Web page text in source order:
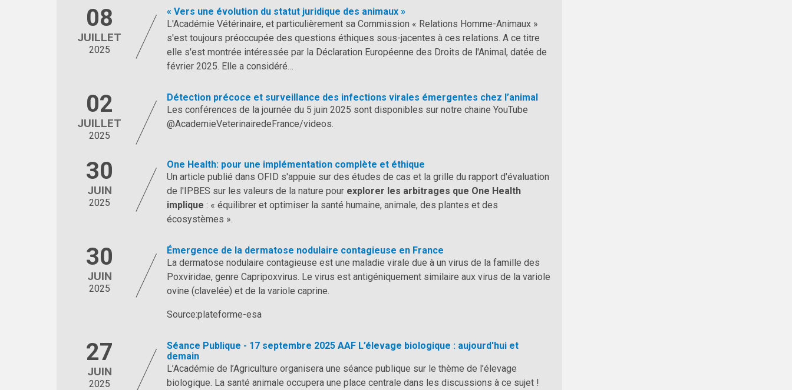
08
JUILLET
2025
« Vers une évolution du statut juridique des animaux »
L'Académie Vétérinaire, et particulièrement sa Commission « Relations Homme-Animaux »
s'est toujours préoccupée des questions éthiques sous-jacentes à ces relations. A ce titre
elle s'est montrée intéressée par la Déclaration Européenne des Droits de l'Animal, datée de
février 2025. Elle a considéré…
02
JUILLET
2025
Détection précoce et surveillance des infections virales émergentes chez l’animal
Les conférences de la journée du 5 juin 2025 sont disponibles sur notre chaine YouTube
@AcademieVeterinairedeFrance/videos.
30
JUIN
2025
One Health: pour une implémentation complète et éthique
Un article publié dans OFID s'appuie sur des études de cas et la grille du rapport d'évaluation
de l'IPBES sur les valeurs de la nature pour explorer les arbitrages que One Health
implique : « équilibrer et optimiser la santé humaine, animale, des plantes et des
écosystèmes ».
30
JUIN
2025
Émergence de la dermatose nodulaire contagieuse en France
La dermatose nodulaire contagieuse est une maladie virale due à un virus de la famille des
Poxviridae, genre Capripoxvirus. Le virus est antigéniquement similaire aux virus de la variole
ovine (clavelée) et de la variole caprine.
Source:plateforme-esa
27
JUIN
2025
Séance Publique - 17 septembre 2025 AAF L’élevage biologique : aujourd'hui et
demain
L’Académie de l’Agriculture organisera une séance publique sur le thème de l’élevage
biologique. La santé animale occupera une place centrale dans les discussions à ce sujet !